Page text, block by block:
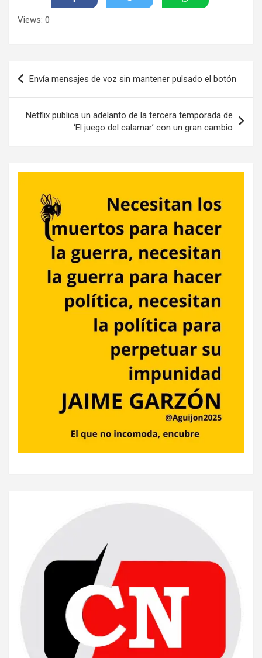
Views: 0
Navegación
de
entradas
Envía mensajes de voz sin mantener pulsado el botón
Netflix publica un adelanto de la tercera temporada de
‘El juego del calamar’ con un gran cambio